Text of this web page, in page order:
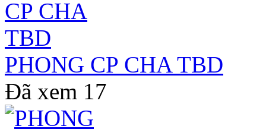
PHONG CP CHA TBD
Đã xem 17